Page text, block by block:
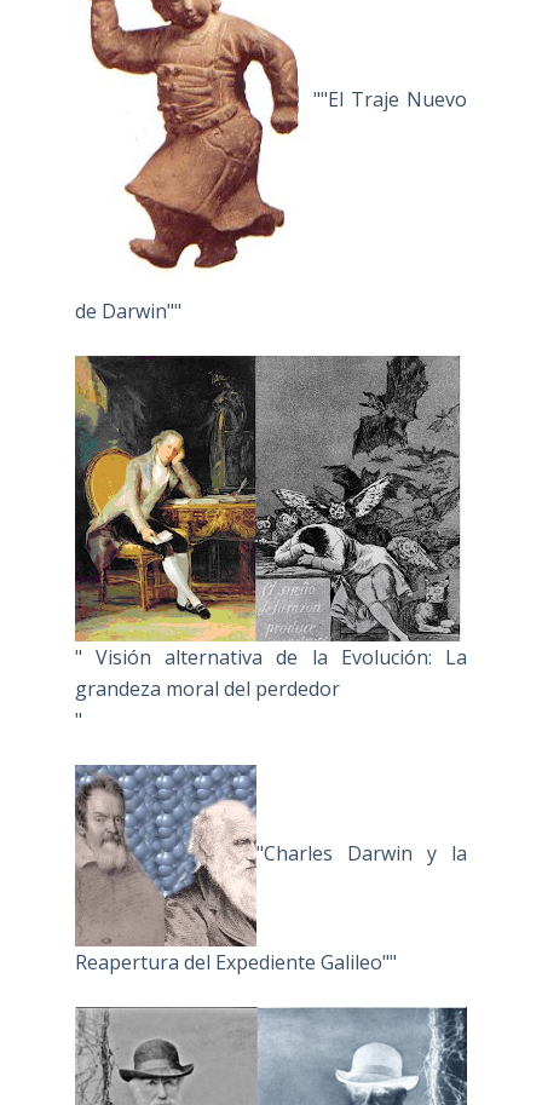
""El Traje Nuevo
de Darwin""
" Visión alternativa de la Evolución: La
grandeza moral del perdedor
"
"Charles Darwin y la
Reapertura del Expediente Galileo""